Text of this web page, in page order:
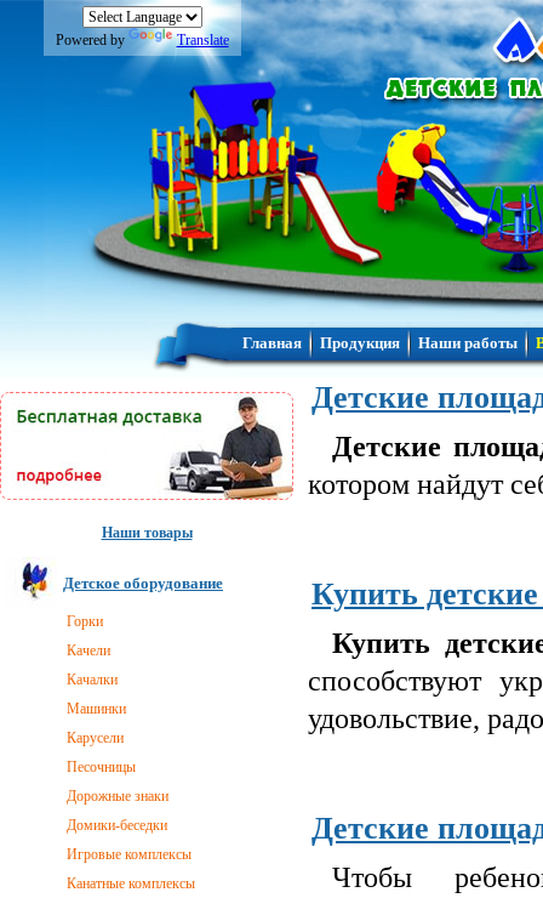
Powered by Translate
Главная Продукция Наши работы
Наши товары
Детское оборудование
Горки
Качели
Качалки
Машинки
Карусели
Песочницы
Дорожные знаки
Домики-беседки
Игровые комплексы
Канатные комплексы
Детские
Детские
котором найдут
Купить
Купить
способствуют
удовольствие,
Детские
Чтобы